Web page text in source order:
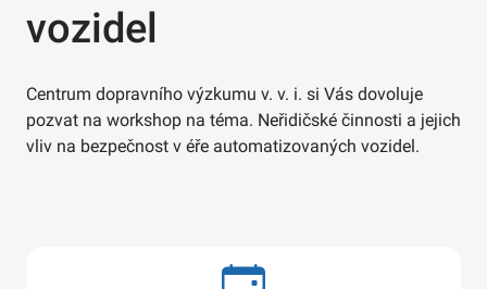
vozidel
Centrum dopravního výzkumu v. v. i. si Vás dovoluje
pozvat na workshop na téma. Neřidičské činnosti a jejich
vliv na bezpečnost v éře automatizovaných vozidel.